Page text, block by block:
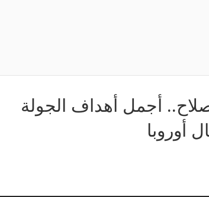
صلاح.. أجمل أهداف الجولة
أوروبا